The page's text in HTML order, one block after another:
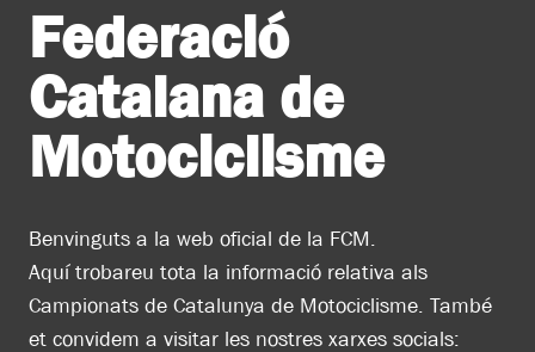
Federació
Catalana de
Motociclisme
Benvinguts a la web oficial de la FCM.
Aquí trobareu tota la informació relativa als
Campionats de Catalunya de Motociclisme. També
et convidem a visitar les nostres xarxes socials: